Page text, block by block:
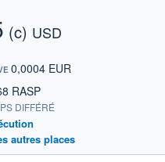
(c) USD
0,0004 EUR
RASP
DIFFÉRÉ
autres places